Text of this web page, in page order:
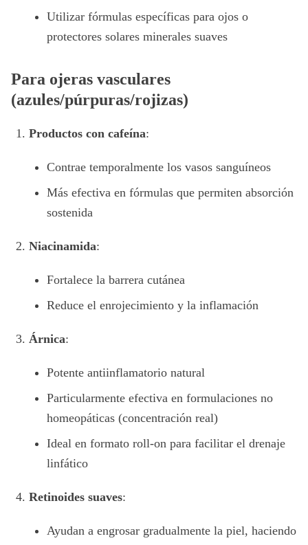
Utilizar fórmulas específicas para ojos o
protectores solares minerales suaves
Para ojeras vasculares
(azules/púrpuras/rojizas)
Productos con cafeína:
Contrae temporalmente los vasos sanguíneos
Más efectiva en fórmulas que permiten absorción
sostenida
Niacinamida:
Fortalece la barrera cutánea
Reduce el enrojecimiento y la inflamación
Árnica:
Potente antiinflamatorio natural
Particularmente efectiva en formulaciones no
homeopáticas (concentración real)
Ideal en formato roll-on para facilitar el drenaje
linfático
Retinoides suaves:
Ayudan a engrosar gradualmente la piel, haciendo